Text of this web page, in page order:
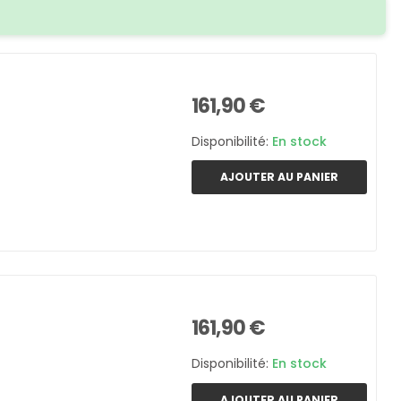
161,90 €
Disponibilité: En stock
AJOUTER AU PANIER
161,90 €
Disponibilité: En stock